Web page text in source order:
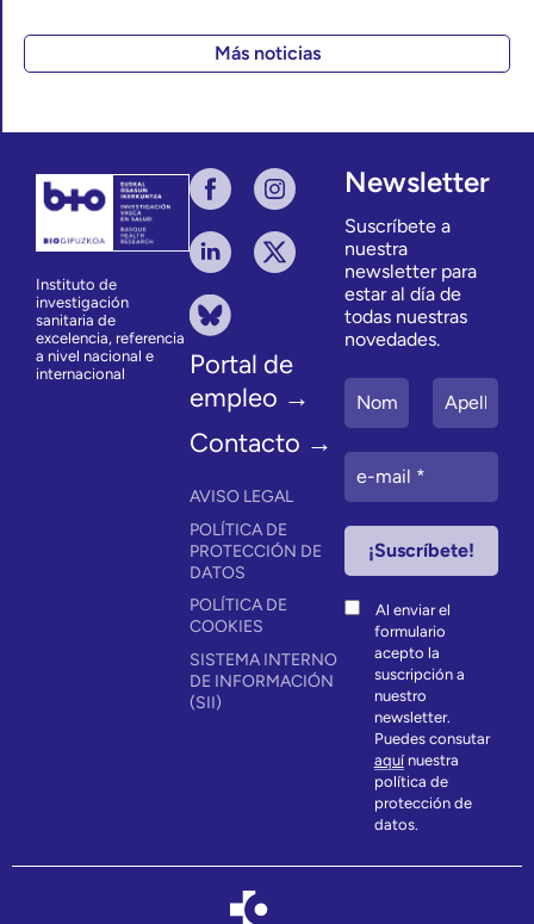
Más noticias
Instituto de
investigación
sanitaria de
excelencia, referencia
a nivel nacional e
internacional
Portal de
empleo →
Contacto →
AVISO LEGAL
POLÍTICA DE
PROTECCIÓN DE
DATOS
POLÍTICA DE
COOKIES
SISTEMA INTERNO
DE INFORMACIÓN
(SII)
Newsletter
Suscríbete a
nuestra
newsletter para
estar al día de
todas nuestras
novedades.
Al enviar el
formulario
acepto la
suscripción a
nuestro
newsletter.
Puedes consutar
aquínuestra
política de
protección de
datos.